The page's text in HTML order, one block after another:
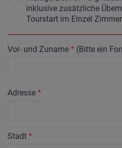
inklusive zusätzliche
Tourstart im Einzel Zimmer
Vor- und Zuname * (Bitte ein
Adresse *
Stadt *